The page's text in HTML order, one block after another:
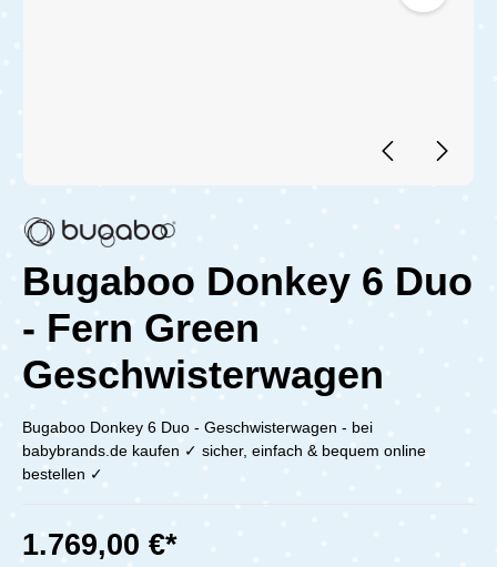
Bugaboo Donkey 6 Duo
- Fern Green
Geschwisterwagen
Bugaboo Donkey 6 Duo - Geschwisterwagen - bei
babybrands.de kaufen ✓ sicher, einfach & bequem online
bestellen ✓
1.769,00 €*